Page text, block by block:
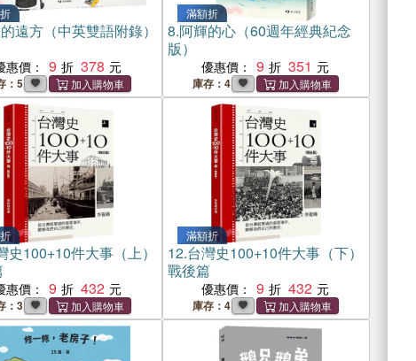
遠方（中英雙語附錄）
惠價： 9 378
：5
滿額折
8.阿輝的心（60週年經典紀念
版）
優惠價： 9 351
庫存：4
史100+10件大事（上）
惠價： 9 432
：3
滿額折
12.台灣史100+10件大事（下）
戰後篇
優惠價： 9 432
庫存：4